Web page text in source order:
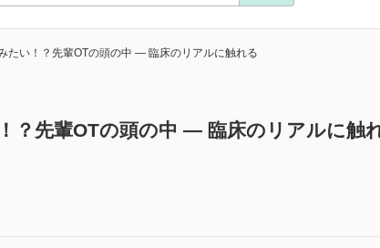
たい！？先輩OTの頭の中 ― 臨床のリアルに触れる
？先輩OTの頭の中 ― 臨床のリアルに触